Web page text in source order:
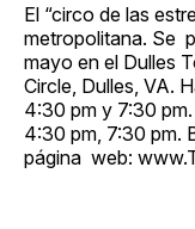
El “circo de las
metropolitana. Se
mayo en el Dulles
Circle, Dulles, VA.
4:30 pm y 7:30
4:30 pm, 7:30 pm.
página web: